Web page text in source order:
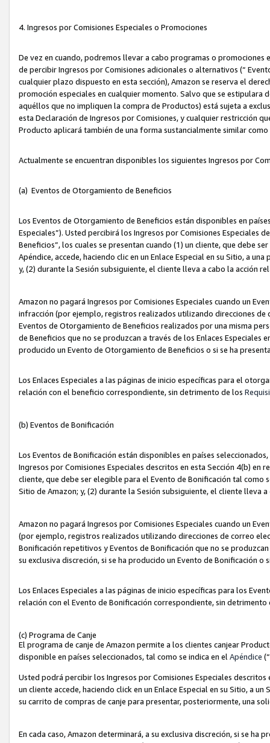
4. Ingresos por Comisiones Especiales o Promociones
De vez en cuando, podremos llevar a cabo programas o
de percibir Ingresos por Comisiones adicionales o alternativos (“
cualquier plazo dispuesto en esta sección), Amazon se reserva el
promoción especiales en cualquier momento. Salvo que se
aquéllos que no impliquen la compra de Productos) está sujeta a
esta Declaración de Ingresos por Comisiones, y cualquier restricción
Producto aplicará también de una forma sustancialmente similar
Actualmente se encuentran disponibles los siguientes Ingresos por
(a) Eventos de Otorgamiento de Beneficios
Los Eventos de Otorgamiento de Beneficios están disponibles en
Especiales”). Usted percibirá los Ingresos por Comisiones Especiales
Beneficios”, los cuales se presentan cuando (1) un cliente, que debe
Apéndice, accede, haciendo clic en un Enlace Especial en su Sitio, a
y, (2) durante la Sesión subsiguiente, el cliente lleva a cabo la acción
Amazon no pagará Ingresos por Comisiones Especiales cuando un
infracción (por ejemplo, registros realizados utilizando direcciones
Eventos de Otorgamiento de Beneficios realizados por una misma
de Beneficios que no se produzcan a través de los Enlaces Especiales
producido un Evento de Otorgamiento de Beneficios o si se ha
Los Enlaces Especiales a las páginas de inicio específicas para el
relación con el beneficio correspondiente, sin detrimento de los
(b) Eventos de Bonificación
Los Eventos de Bonificación están disponibles en países
Ingresos por Comisiones Especiales descritos en esta Sección 4(b) en
cliente, que debe ser elegible para el Evento de Bonificación tal como
Sitio de Amazon; y, (2) durante la Sesión subsiguiente, el cliente lleva
Amazon no pagará Ingresos por Comisiones Especiales cuando un
(por ejemplo, registros realizados utilizando direcciones de correo
Bonificación repetitivos y Eventos de Bonificación que no se
su exclusiva discreción, si se ha producido un Evento de Bonificación
Los Enlaces Especiales a las páginas de inicio específicas para los
relación con el Evento de Bonificación correspondiente, sin
(c) Programa de Canje
El programa de canje de Amazon permite a los clientes canjear
disponible en países seleccionados, tal como se indica en el Apéndice
Usted podrá percibir los Ingresos por Comisiones Especiales
un cliente accede, haciendo click en un Enlace Especial en su Sitio, a
su carrito de compras de canje para presentar, posteriormente, una
En cada caso, Amazon determinará, a su exclusiva discreción, si se